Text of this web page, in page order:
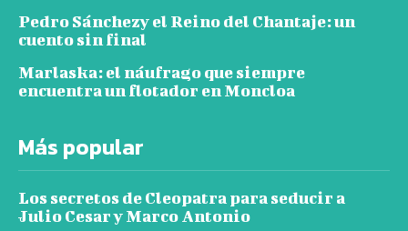
Pedro Sánchezy el Reino del Chantaje: un
cuento sin final
Marlaska: el náufrago que siempre
encuentra un flotador en Moncloa
Más popular
Los secretos de Cleopatra para seducir a
Julio Cesar y Marco Antonio